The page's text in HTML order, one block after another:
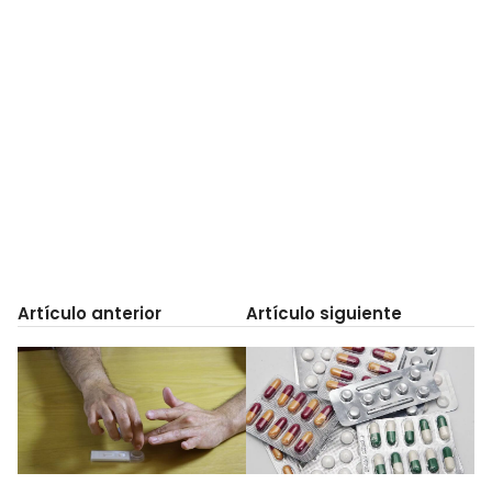
Artículo anterior Artículo siguiente